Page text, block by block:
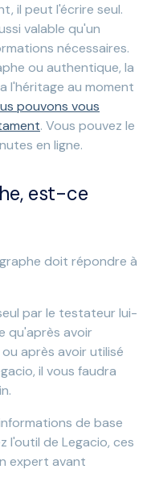
il peut l'écrire seul.
valable qu'un
nécessaires.
ou authentique, la
l'héritage au moment
pouvons vous
. Vous pouvez le
en ligne.
est-ce
doit répondre à
par le testateur lui-
qu'après avoir
après avoir utilisé
il vous faudra
de base
l'outil de Legacio, ces
expert avant